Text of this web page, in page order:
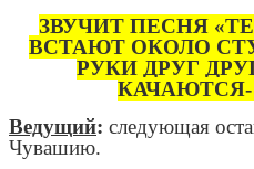
ЗВУЧИТ ПЕСНЯ
ВСТАЮТ ОКОЛО
РУКИ ДРУГ
КАЧАЮТСЯ-
Ведущий: следующая
Чувашию.